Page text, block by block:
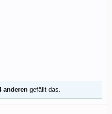
anderen gefällt das.